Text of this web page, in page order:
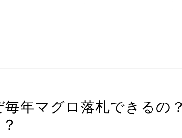
年マグロ落札できるの